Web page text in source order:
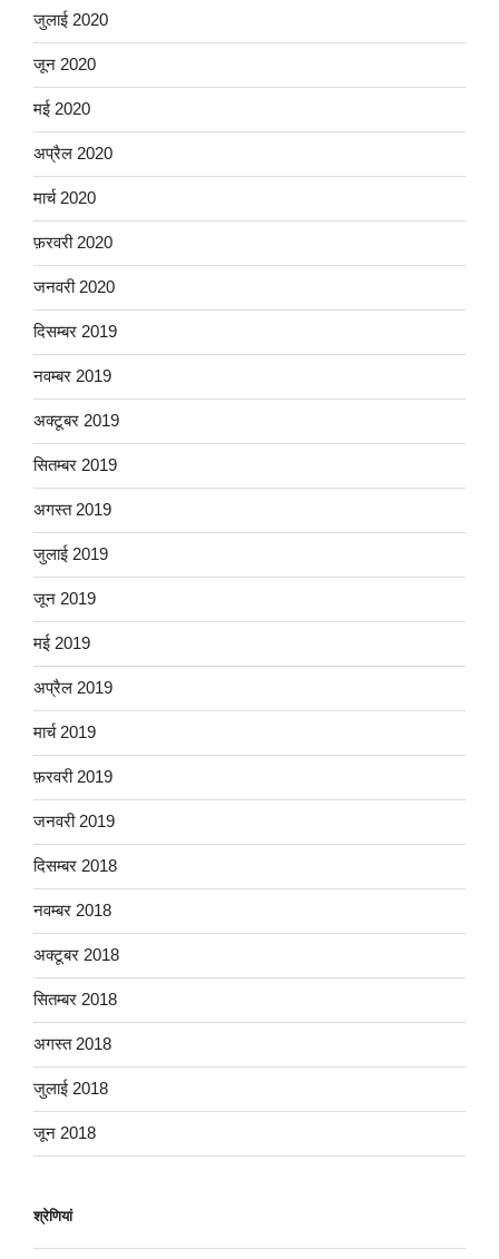
जुलाई 2020
जून 2020
मई 2020
अप्रैल 2020
मार्च 2020
फ़रवरी 2020
जनवरी 2020
दिसम्बर 2019
नवम्बर 2019
अक्टूबर 2019
सितम्बर 2019
अगस्त 2019
जुलाई 2019
जून 2019
मई 2019
अप्रैल 2019
मार्च 2019
फ़रवरी 2019
जनवरी 2019
दिसम्बर 2018
नवम्बर 2018
अक्टूबर 2018
सितम्बर 2018
अगस्त 2018
जुलाई 2018
जून 2018
श्रेणियां